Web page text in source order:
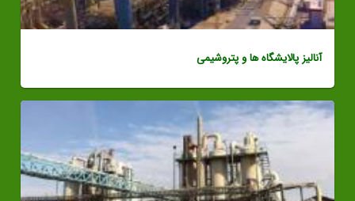
آنالیز پالایشگاه ها و پتروشیمی